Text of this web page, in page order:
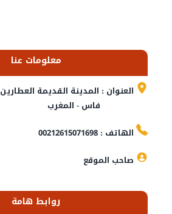
معلومات عنا
العنوان : المدينة القديمة العطارين
فاس - المغرب
الهاتف : 00212615071698
صاحب الموقع
روابط هامة